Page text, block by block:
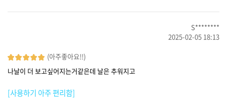
S********
2025-02-05 18:13
(아주좋아요!!)
나날이 더 보고싶어지는거같은데 날은 추워지고
[사용하기 아주 편리함]